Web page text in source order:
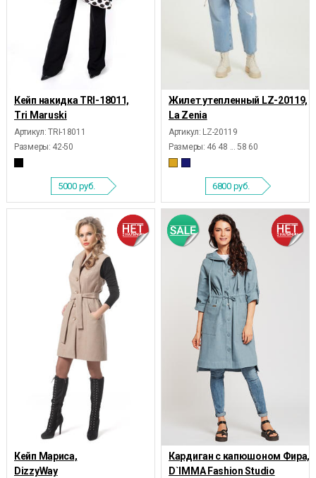
Кейп накидка TRI-18011,
Tri Maruski
Артикул: TRI-18011
Размеры: 42-50
5000 руб.
Жилет утепленный LZ-20119,
La Zenia
Артикул: LZ-20119
Размеры: 46 48 ... 58 60
6800 руб.
Кейп Мариса,
DizzyWay
Кардиган с капюшоном Фира,
D`IMMA Fashion Studio